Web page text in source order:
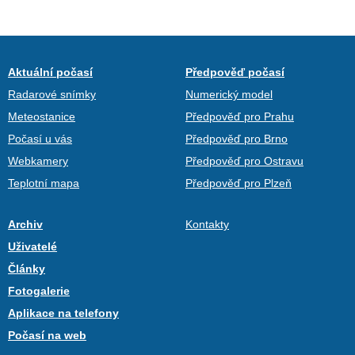
Aktuální počasí
Radarové snímky
Meteostanice
Počasí u vás
Webkamery
Teplotní mapa
Předpověď počasí
Numerický model
Předpověď pro Prahu
Předpověď pro Brno
Předpověď pro Ostravu
Předpověď pro Plzeň
Archiv
Uživatelé
Články
Fotogalerie
Aplikace na telefony
Počasí na web
Kontakty